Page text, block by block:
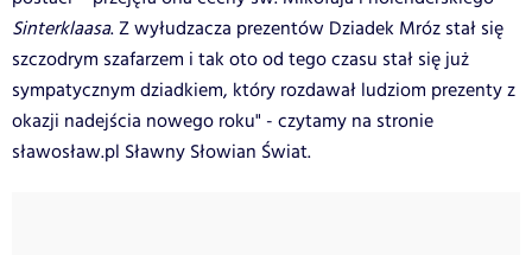
Sinterklaasa. Z wyłudzacza prezentów Dziadek Mróz stał się
szczodrym szafarzem i tak oto od tego czasu stał się już
sympatycznym dziadkiem, który rozdawał ludziom prezenty z
okazji nadejścia nowego roku" - czytamy na stronie
sławosław.pl Sławny Słowian Świat.